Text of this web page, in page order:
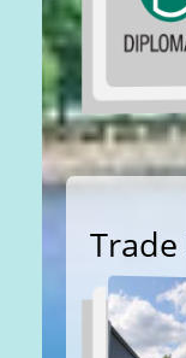
Trade